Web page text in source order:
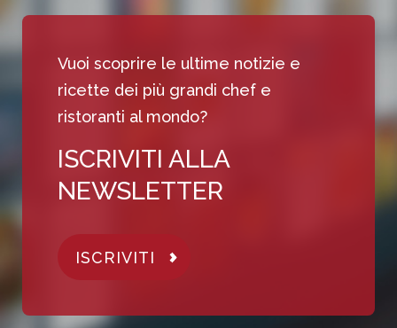
Vuoi scoprire le ultime notizie e
ricette dei più grandi chef e
ristoranti al mondo?
ISCRIVITI ALLA
NEWSLETTER
ISCRIVITI